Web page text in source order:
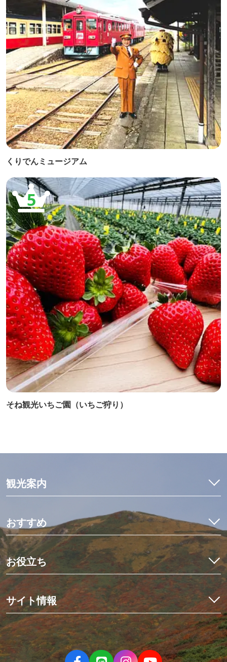
くりでんミュージアム
そね観光いちご園（いちご狩り）
5
観光案内
モデルコース
観光・体験
宿泊予約
イベント
アクセス
おすすめ
イワナ料理を食べ比べ
初めての栗駒山とカヤック体験
世界にひとつだけのミニ畳作り
星空観測と世界谷地ツアー
歴史を紡ぐ場所、くりでんミュージアム
冬の花山湖でワカサギを釣ろう！
伊豆沼・内沼でマガンの飛び立ち
親子で楽しむ夏休み
大人の休日旅
お役立ち
くりはらでしたい10のこと
栗原の見ごろ
デジタルマップ
ニュース
パンフレット
フォトダウンロード
サイト情報
栗原市観光物産協会について
お問い合わせ
当サイトのご利用について